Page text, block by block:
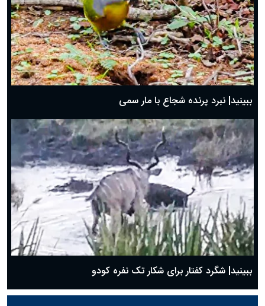
ببینید| نبرد پرنده شجاع با مار سمی
ببینید| شگرد کفتار برای شکار تک نفره کودو